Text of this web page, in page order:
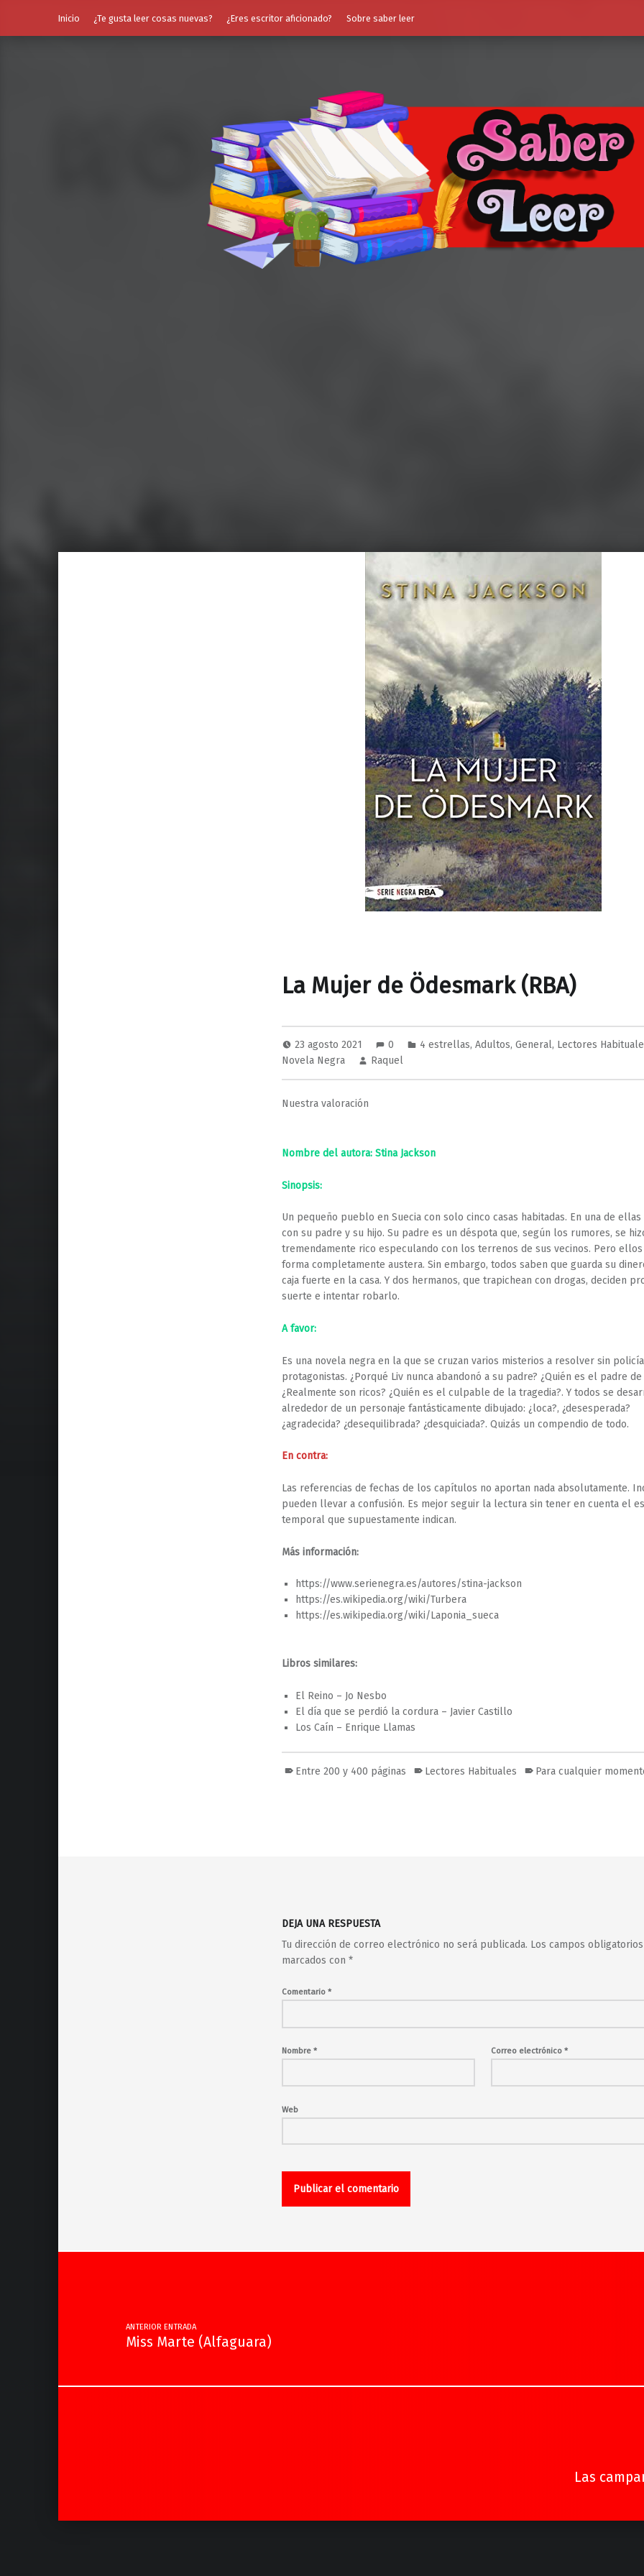
Inicio ¿Te gusta leer cosas nuevas? ¿Eres escritor aficionado? Sobre saber leer
La Mujer de Ödesmark (RBA)
23 agosto 2021 0 4 estrellas, Adultos, General, Lectores
Novela Negra
Raquel
Nuestra valoración
Nombre del autora: Stina Jackson
Sinopsis:
Un pequeño pueblo en Suecia con solo cinco casas habitadas. En una de ellas
con su padre y su hijo. Su padre es un déspota que, según los rumores, se
tremendamente rico especulando con los terrenos de sus vecinos. Pero
forma completamente austera. Sin embargo, todos saben que guarda su
caja fuerte en la casa. Y dos hermanos, que trapichean con drogas, deciden
suerte e intentar robarlo.
A favor:
Es una novela negra en la que se cruzan varios misterios a resolver sin
protagonistas. ¿Porqué Liv nunca abandonó a su padre? ¿Quién es el padre de
¿Realmente son ricos? ¿Quién es el culpable de la tragedia?. Y todos se
alrededor de un personaje fantásticamente dibujado: ¿loca?, ¿desesperada?
¿agradecida? ¿desequilibrada? ¿desquiciada?. Quizás un compendio de todo.
En contra:
Las referencias de fechas de los capítulos no aportan nada absolutamente.
pueden llevar a confusión. Es mejor seguir la lectura sin tener en cuenta el
temporal que supuestamente indican.
Más información:
https://www.serienegra.es/autores/stina-jackson
https://es.wikipedia.org/wiki/Turbera
https://es.wikipedia.org/wiki/Laponia_sueca
Libros similares:
El Reino – Jo Nesbo
El día que se perdió la cordura – Javier Castillo
Los Caín – Enrique Llamas
Entre 200 y 400 páginas Lectores Habituales Para cualquier
DEJA UNA RESPUESTA
Tu dirección de correo electrónico no será publicada. Los campos
marcados con *
Comentario *
Nombre * Correo electrónico*
Web
Navegación de entradas
ANTERIOR ENTRADA
Miss Marte (Alfaguara)
Las